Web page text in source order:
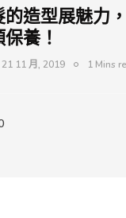
造型展魅力
養！
21 11 月, 2019 1 Mins